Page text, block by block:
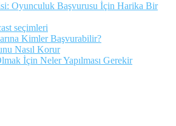
Oyunculuk Başvurusu İçin Harika Bir
seçimleri
Kimler Başvurabilir?
Nasıl Korur
İçin Neler Yapılması Gerekir